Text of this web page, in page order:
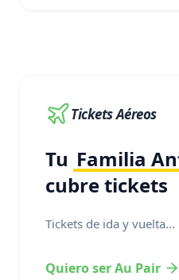
Tickets Aéreos
Tu Familia
cubre tickets
Tickets de ida y vuelta...
Quiero ser Au Pair